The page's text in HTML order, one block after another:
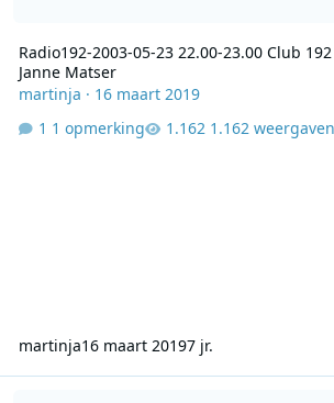
Radio192-2003-05-23 22.00-23.00 Club
Janne Matser
martinja · 16 maart 2019
1 opmerking
1.162 weergaven
martinja16 maart 20197 jr.